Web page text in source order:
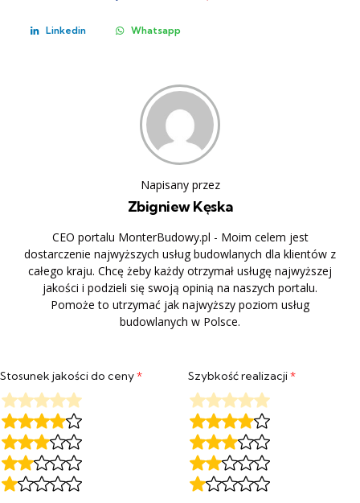
Linkedin Whatsapp
Napisany przez
Zbigniew Kęska
CEO portalu MonterBudowy.pl - Moim celem jest
dostarczenie najwyższych usług budowlanych dla klientów z
całego kraju. Chcę żeby każdy otrzymał usługę najwyższej
jakości i podzieli się swoją opinią na naszych portalu.
Pomoże to utrzymać jak najwyższy poziom usług
budowlanych w Polsce.
Stosunek jakości do ceny* Szybkość realizacji*